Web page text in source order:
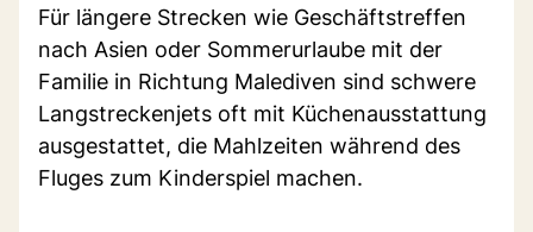
Für längere Strecken wie Geschäftstreffen
nach Asien oder Sommerurlaube mit der
Familie in Richtung Malediven sind schwere
Langstreckenjets oft mit Küchenausstattung
ausgestattet, die Mahlzeiten während des
Fluges zum Kinderspiel machen.